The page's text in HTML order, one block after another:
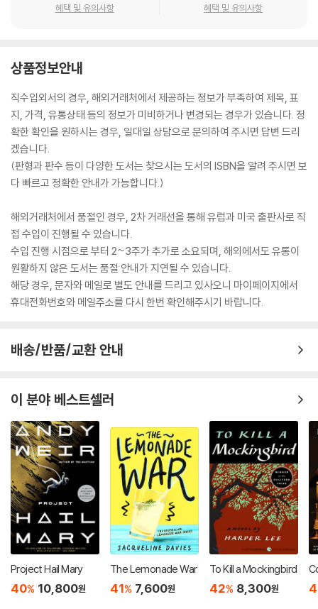
혜택 및 유의사항 혜택 및 유의사항
상품정보안내
직수입외서의 경우, 해외거래처에서 제공하는 정보가 부족하여 제목, 표
지, 가격, 유통상태 등의 정보가 미비하거나 변경되는 경우가 있습니다. 정
확한 확인을 원하시는 경우, 일대일 상담으로 문의하여 주시면 답변 드리
겠습니다.
(판형과 판수 등이 다양한 도서는 찾으시는 도서의 ISBN을 알려 주시면 보
다 빠르고 정확한 안내가 가능합니다.)
해외거래처에서 품절인 경우, 2차 거래선을 통해 유럽과 미국 출판사로 직
접 수입이 진행될 수 있습니다.
수입 진행 시점으로 부터 2~3주가 추가로 소요되며, 해외에서도 유통이
원활하지 않은 도서는 품절 안내가 지연될 수 있습니다.
해당 경우, 문자와 메일로 별도 안내를 드리고 있사오니 마이페이지에서
휴대전화번호와 메일주소를 다시 한번 확인해주시기 바랍니다.
배송/반품/교환 안내
이 분야 베스트셀러
Project Hail Mary
40% 10,800원
The Lemonade War
41% 7,600원
To Kill a Mockingbird
42% 8,300원